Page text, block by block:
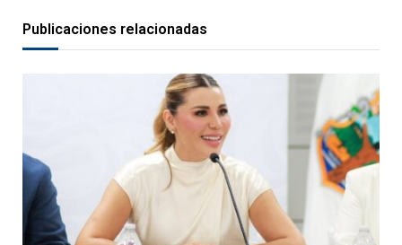
Publicaciones relacionadas